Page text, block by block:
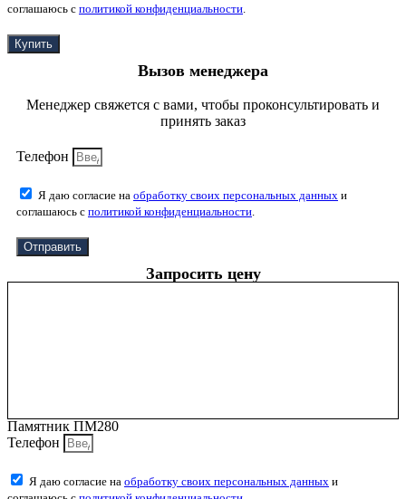
соглашаюсь с политикой конфиденциальности
Купить
Вызов менеджера
Менеджер свяжется с вами, чтобы проконсультировать и
принять заказ
Телефон
Я даю согласие на обработку своих персональных данных и
соглашаюсь с политикой конфиденциальности
Отправить
Запросить цену
Памятник ПМ280
Телефон
Я даю согласие на обработку своих персональных данных и